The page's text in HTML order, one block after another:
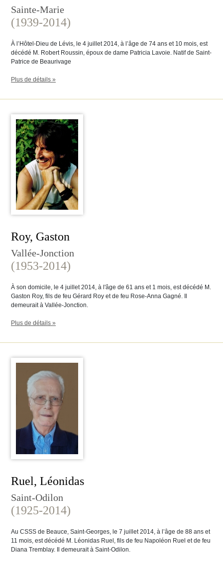
Sainte-Marie
(1939-2014)
À l’Hôtel-Dieu de Lévis, le 4 juillet 2014, à l’âge de 74 ans et 10 mois, est
décédé M. Robert Roussin, époux de dame Patricia Lavoie. Natif de Saint-
Patrice de Beaurivage
Plus de détails »
Roy, Gaston
Vallée-Jonction
(1953-2014)
À son domicile, le 4 juillet 2014, à l'âge de 61 ans et 1 mois, est décédé M.
Gaston Roy, fils de feu Gérard Roy et de feu Rose-Anna Gagné. Il
demeurait à Vallée-Jonction.
Plus de détails »
Ruel, Léonidas
Saint-Odilon
(1925-2014)
Au CSSS de Beauce, Saint-Georges, le 7 juillet 2014, à l’âge de 88 ans et
11 mois, est décédé M. Léonidas Ruel, fils de feu Napoléon Ruel et de feu
Diana Tremblay. Il demeurait à Saint-Odilon.